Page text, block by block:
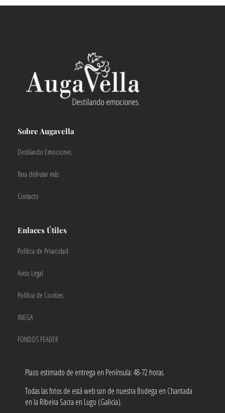
Sobre Augavella
Destilando Emociones
Para disfrutar más
Contacto
Enlaces Útiles
Política de Privacidad
Aviso Legal
Política de Cookies
INEGA
FONDOS FEADER
Plazo estimado de entrega en Península: 48-72 horas.
Todas las fotos de está web son de nuestra Bodega en Chantada
en la Ribeira Sacra en Lugo (Galicia).